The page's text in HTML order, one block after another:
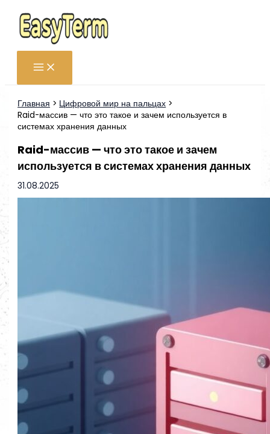
Перейти
содержимому
Главная
Цифровой мир на пальцах
Raid-массив — что это такое и зачем используется в
системах хранения данных
Raid-массив — что это такое и зачем
используется в системах хранения данных
31.08.2025